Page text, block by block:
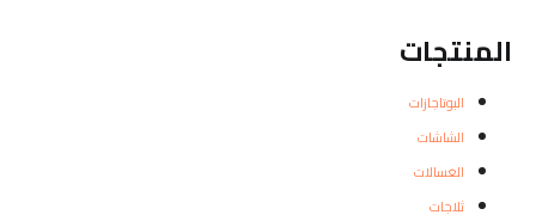
المنتجات
البوتاجازات
الشاشات
الغسالات
ثلاجات